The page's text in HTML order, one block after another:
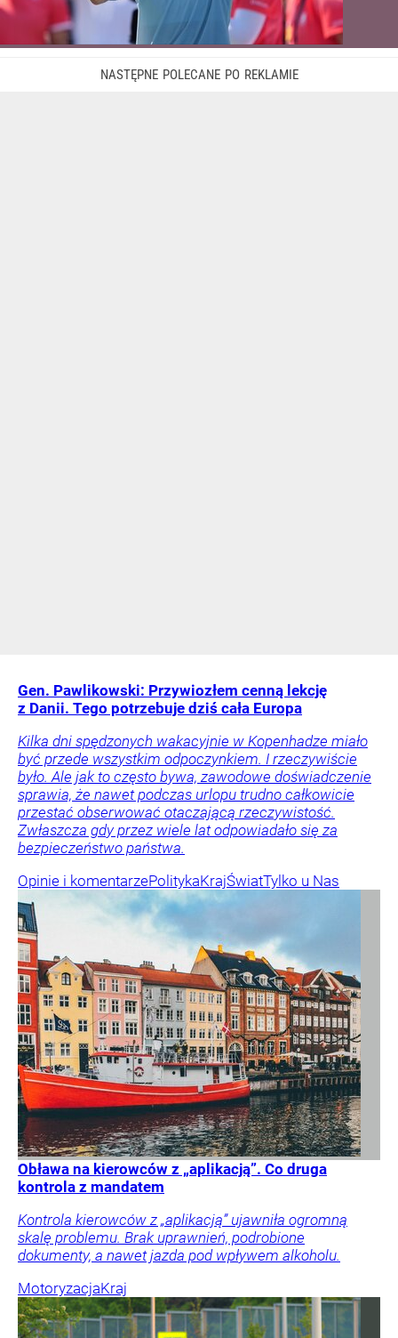
Gen. Pawlikowski: Przywiozłem cenną lekcję
z Danii. Tego potrzebuje dziś cała Europa
Kilka dni spędzonych wakacyjnie w Kopenhadze miało
być przede wszystkim odpoczynkiem. I rzeczywiście
było. Ale jak to często bywa, zawodowe doświadczenie
sprawia, że nawet podczas urlopu trudno całkowicie
przestać obserwować otaczającą rzeczywistość.
Zwłaszcza gdy przez wiele lat odpowiadało się za
bezpieczeństwo państwa.
Opinie i komentarzePolitykaKrajŚwiatTylko u Nas
Obława na kierowców z „aplikacją”. Co druga
kontrola z mandatem
Kontrola kierowców z „aplikacją” ujawniła ogromną
skalę problemu. Brak uprawnień, podrobione
dokumenty, a nawet jazda pod wpływem alkoholu.
MotoryzacjaKraj